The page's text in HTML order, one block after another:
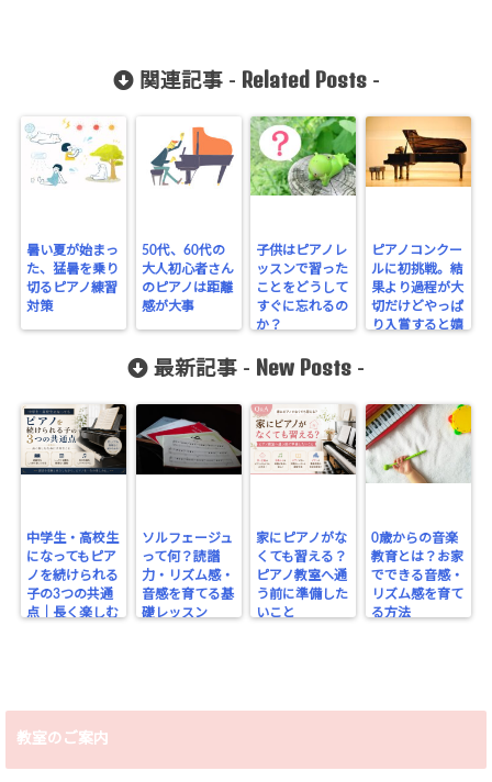
関連記事 - Related Posts-
暑い夏が始まっ
た、猛暑を乗り
切るピアノ練習
対策
50代、60代の
大人初心者さん
のピアノは距離
感が大事
子供はピアノレ
ッスンで習った
ことをどうして
すぐに忘れるの
か？
ピアノコンクー
ルに初挑戦。結
果より過程が大
切だけどやっぱ
り入賞すると嬉
最新記事 - New Posts -
中学生・高校生
になってもピア
ノを続けられる
子の3つの共通
点｜長く楽しむ
ソルフェージュ
って何？読譜
力・リズム感・
音感を育てる基
礎レッスン
家にピアノがな
くても習える？
ピアノ教室へ通
う前に準備した
いこと
0歳からの音楽
教育とは？お家
でできる音感・
リズム感を育て
る方法
教室のご案内